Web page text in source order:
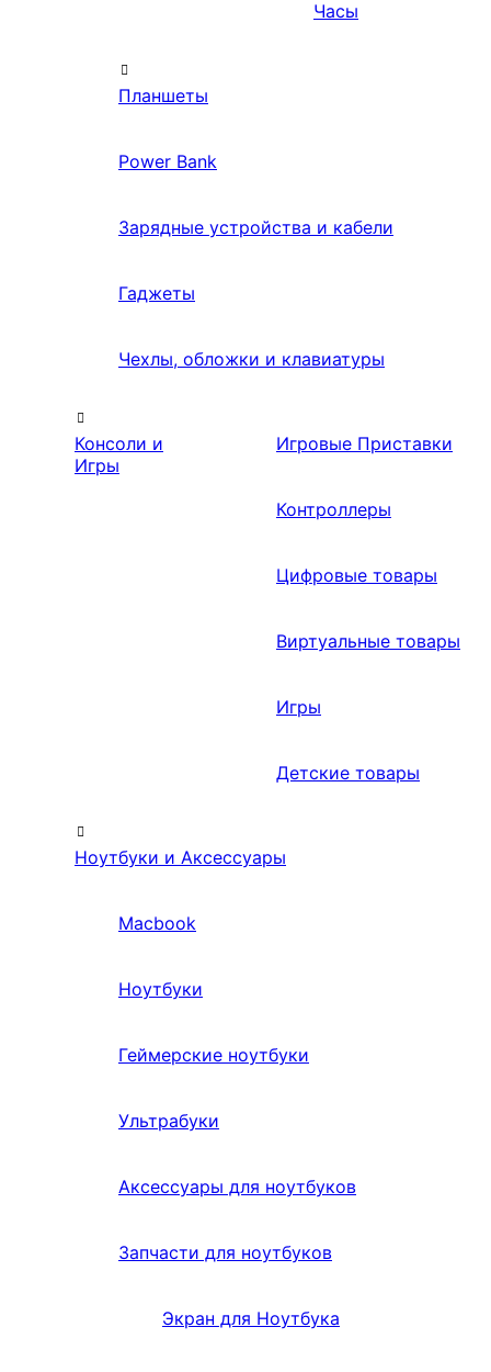
Часы
Планшеты
Power Bank
Зарядные устройства и кабели
Гаджеты
Чехлы, обложки и клавиатуры
Консоли и
Игры
Игровые Приставки
Контроллеры
Цифровые товары
Виртуальные товары
Игры
Детские товары
Ноутбуки и Аксессуары
Macbook
Ноутбуки
Геймерские ноутбуки
Ультрабуки
Аксессуары для ноутбуков
Запчасти для ноутбуков
Экран для Ноутбука